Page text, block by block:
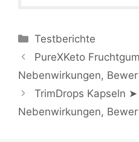
Testberichte
PureXKeto
Nebenwirkungen,
TrimDrops Kapseln
Nebenwirkungen,